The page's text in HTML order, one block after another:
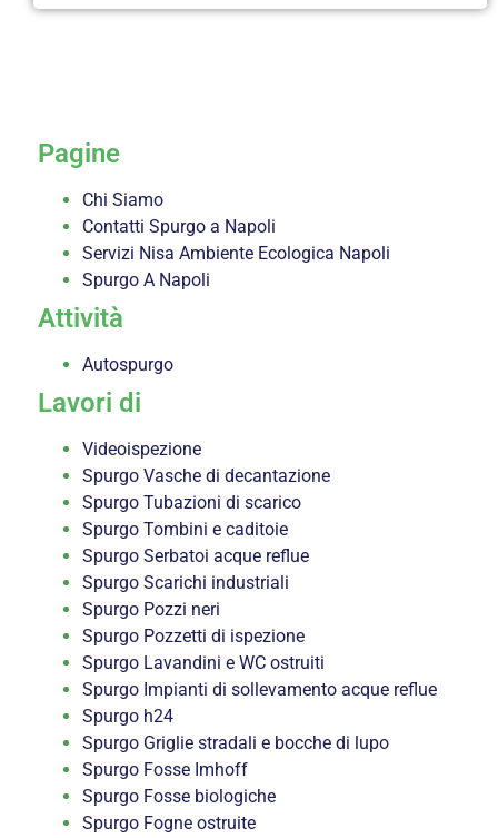
Pagine
Chi Siamo
Contatti Spurgo a Napoli
Servizi Nisa Ambiente Ecologica Napoli
Spurgo A Napoli
Attività
Autospurgo
Lavori di
Videoispezione
Spurgo Vasche di decantazione
Spurgo Tubazioni di scarico
Spurgo Tombini e caditoie
Spurgo Serbatoi acque reflue
Spurgo Scarichi industriali
Spurgo Pozzi neri
Spurgo Pozzetti di ispezione
Spurgo Lavandini e WC ostruiti
Spurgo Impianti di sollevamento acque reflue
Spurgo h24
Spurgo Griglie stradali e bocche di lupo
Spurgo Fosse Imhoff
Spurgo Fosse biologiche
Spurgo Fogne ostruite